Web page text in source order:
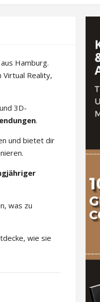
Hamburg.
Reality,
3D-
.
und bietet dir
was zu
wie sie